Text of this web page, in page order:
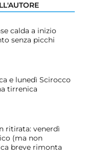
calda a inizio
senza picchi
e lunedì Scirocco
tirrenica
ritirata: venerdì
(ma non
breve rimonta